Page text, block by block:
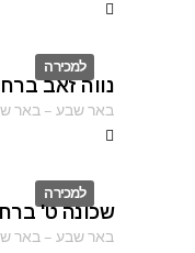
למכירה
ID
נווה זאב
באר שבע–באר
למכירה
ID
שכונה ט'
באר שבע–באר